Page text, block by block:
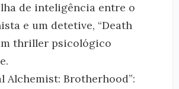
de inteligência entre o
e um detetive, “Death
thriller psicológico
Alchemist: Brotherhood”: